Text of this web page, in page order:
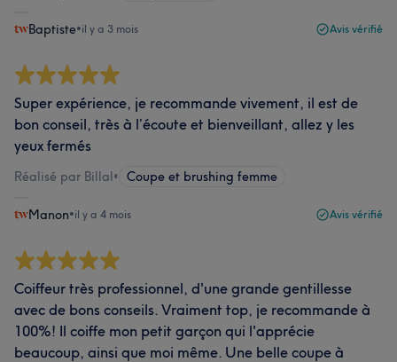
Baptiste•il y a 3 mois Avis vérifié
Super expérience, je recommande vivement, il est de
bon conseil, très à l’écoute et bienveillant, allez y les
yeux fermés
Réalisé par Billal• Coupe et brushing femme
Manon•il y a 4 mois Avis vérifié
Coiffeur très professionnel, d'une grande gentillesse
avec de bons conseils. Vraiment top, je recommande à
100%! Il coiffe mon petit garçon qui l'apprécie
beaucoup, ainsi que moi même. Une belle coupe à